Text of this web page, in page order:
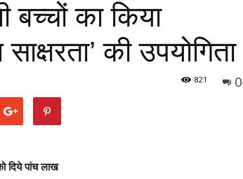
बच्चों का किया
की उपयोगिता
0
821
दिये पांच लाख